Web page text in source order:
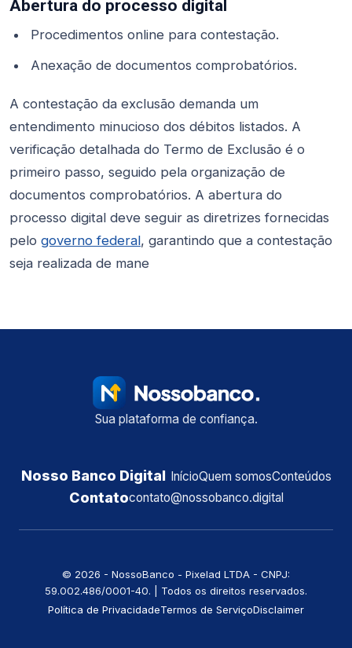
Abertura do processo digital
Procedimentos online para contestação.
Anexação de documentos comprobatórios.
A contestação da exclusão demanda um
entendimento minucioso dos débitos listados. A
verificação detalhada do Termo de Exclusão é o
primeiro passo, seguido pela organização de
documentos comprobatórios. A abertura do
processo digital deve seguir as diretrizes fornecidas
pelo governo federal, garantindo que a contestação
seja realizada de mane
Sua plataforma de confiança.
Nosso Banco Digital InícioQuem somosConteúdos
Contatocontato@nossobanco.digital
©️ 2026 - NossoBanco - Pixelad LTDA - CNPJ:
59.002.486/0001-40. | Todos os direitos reservados.
Política de PrivacidadeTermos de ServiçoDisclaimer